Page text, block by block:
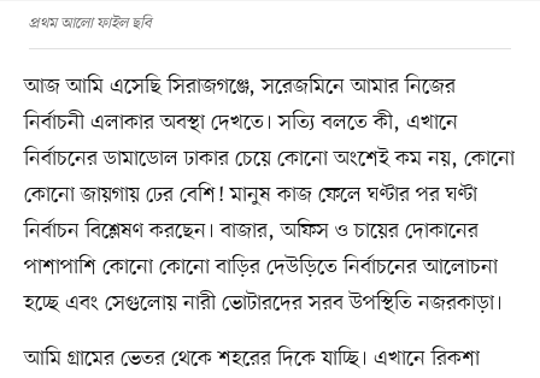
প্রথম আলো ফাইল ছবি
আজ আমি এসেছি সিরাজগঞ্জে, সরেজমিনে আমার নিজের
নির্বাচনী এলাকার অবস্থা দেখতে। সত্যি বলতে কী, এখানে
নির্বাচনের ডামাডোল ঢাকার চেয়ে কোনো অংশেই কম নয়, কোনো
কোনো জায়গায় ঢের বেশি! মানুষ কাজ ফেলে ঘণ্টার পর ঘণ্টা
নির্বাচন বিশ্লেষণ করছেন। বাজার, অফিস ও চায়ের দোকানের
পাশাপাশি কোনো কোনো বাড়ির দেউড়িতে নির্বাচনের আলোচনা
হচ্ছে এবং সেগুলোয় নারী ভোটারদের সরব উপস্থিতি নজরকাড়া।
আমি গ্রামের ভেতর থেকে শহরের দিকে যাচ্ছি। এখানে রিকশা